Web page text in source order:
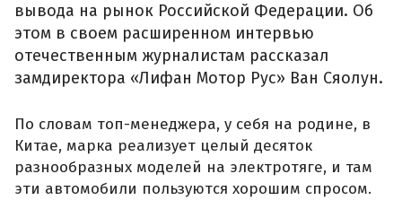
вывода на рынок Российской Федерации. Об
этом в своем расширенном интервью
отечественным журналистам рассказал
замдиректора «Лифан Мотор Рус» Ван Сяолун.
По словам топ-менеджера, у себя на родине, в
Китае, марка реализует целый десяток
разнообразных моделей на электротяге, и там
эти автомобили пользуются хорошим спросом.